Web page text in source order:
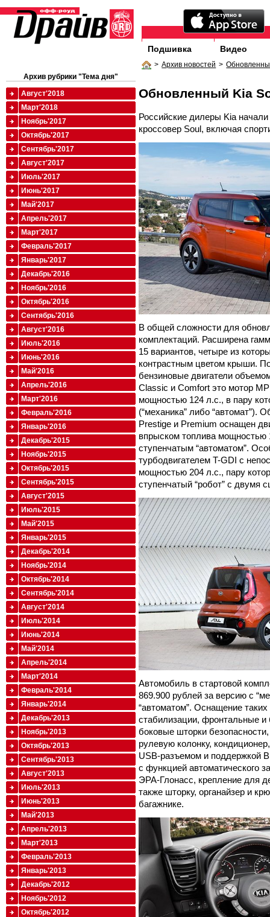
Подшивка Видео
> Архив новостей >
Обновленный Kia
Российские дилеры Kia
кроссовер Soul, включая
В общей сложности для
комплектаций. Расширена
15 вариантов, четыре из
контрастным цветом крыши.
бензиновые двигатели
Classic и Comfort это мотор
мощностью 124 л.с., в пару
(“механика” либо “автомат”).
Prestige и Premium оснащен
впрыском топлива мощностью
ступенчатым “автоматом”.
турбодвигателем T-GDI с
мощностью 204 л.с., пару
ступенчатый “робот” с двумя
Автомобиль в стартовой
869.900 рублей за версию с
“автоматом”. Оснащение
стабилизации, фронтальные и
боковые шторки
рулевую колонку,
USB-разъемом и поддержкой
с функцией автоматического
ЭРА-Глонасс, крепление для
также шторку, органайзер и
багажнике.
Архив рубрики "Тема дня"
Август'2018
Март'2018
Ноябрь'2017
Октябрь'2017
Сентябрь'2017
Август'2017
Июль'2017
Июнь'2017
Май'2017
Апрель'2017
Март'2017
Февраль'2017
Январь'2017
Декабрь'2016
Ноябрь'2016
Октябрь'2016
Сентябрь'2016
Август'2016
Июль'2016
Июнь'2016
Май'2016
Апрель'2016
Март'2016
Февраль'2016
Январь'2016
Декабрь'2015
Ноябрь'2015
Октябрь'2015
Сентябрь'2015
Август'2015
Июль'2015
Май'2015
Январь'2015
Декабрь'2014
Ноябрь'2014
Октябрь'2014
Сентябрь'2014
Август'2014
Июль'2014
Июнь'2014
Май'2014
Апрель'2014
Март'2014
Февраль'2014
Январь'2014
Декабрь'2013
Ноябрь'2013
Октябрь'2013
Сентябрь'2013
Август'2013
Июль'2013
Июнь'2013
Май'2013
Апрель'2013
Март'2013
Февраль'2013
Январь'2013
Декабрь'2012
Ноябрь'2012
Октябрь'2012